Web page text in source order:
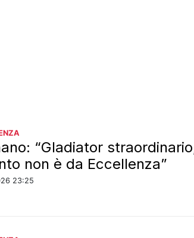
“Gladiator
non è da Eccellenza”
23:25